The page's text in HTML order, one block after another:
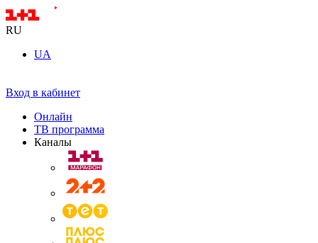
RU
UA
Вход в кабинет
Онлайн
ТВ программа
Каналы